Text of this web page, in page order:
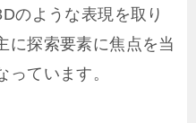
のような表現を取り
に探索要素に焦点を当
ています。